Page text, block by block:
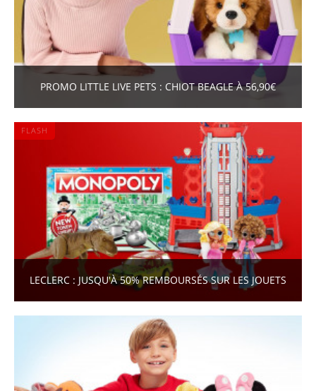
PROMO LITTLE LIVE PETS : CHIOT BEAGLE À 56,90€
FLASH
LECLERC : JUSQU'À 50% REMBOURSÉS SUR LES JOUETS